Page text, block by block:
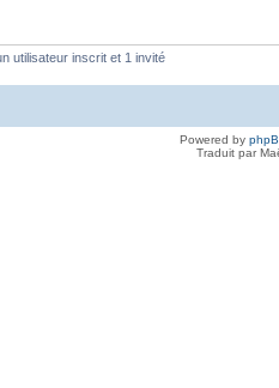
utilisateur inscrit et 1 invité
Powered by
Traduit par